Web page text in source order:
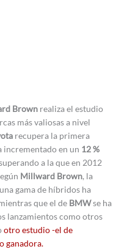
Brown realiza el estudio
más valiosas a nivel
recupera la primera
incrementado en un 12 %
a la que en 2012
Millward Brown, la
gama de híbridos ha
que el de BMWse ha
lanzamientos como otros
otro estudio -el de
ganadora.